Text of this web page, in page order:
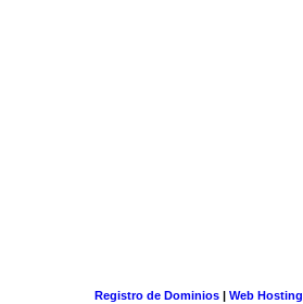
Registro de Dominios| Web Hosting